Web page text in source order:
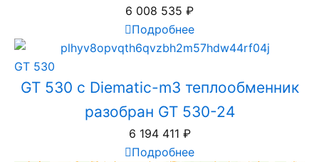
6 008 535 ₽
Подробнее
GT 530
GT 530 с Diematic-m3 теплообменник
разобран GT 530-24
6 194 411 ₽
Подробнее